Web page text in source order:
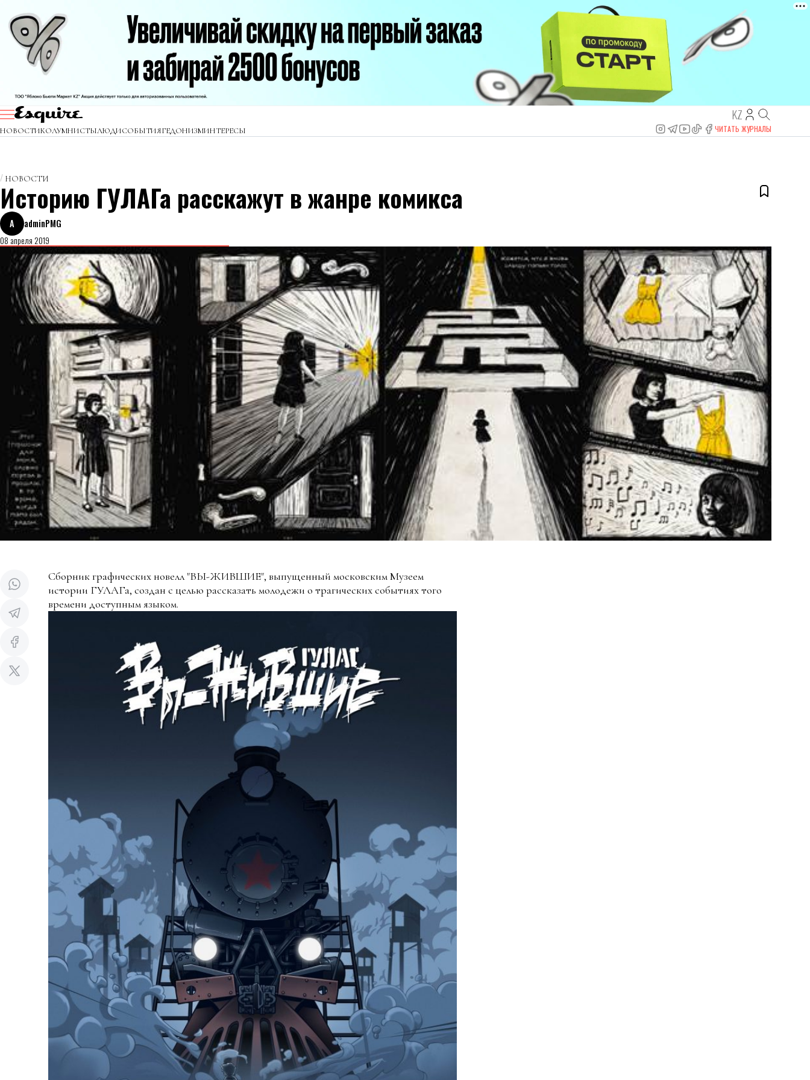
KZ
НОВОСТИКОЛУМНИСТЫЛЮДИСОБЫТИЯГЕДОНИЗМИНТЕРЕСЫ ЧИТАТЬ ЖУРНАЛЫ
НОВОСТИ
Историю ГУЛАГа расскажут в жанре комикса
A
adminPMG
08 апреля 2019
Сборник графических новелл "ВЫ-ЖИВШИЕ", выпущенный московским Музеем
истории ГУЛАГа, создан с целью рассказать молодежи о трагических событиях того
времени доступным языком.